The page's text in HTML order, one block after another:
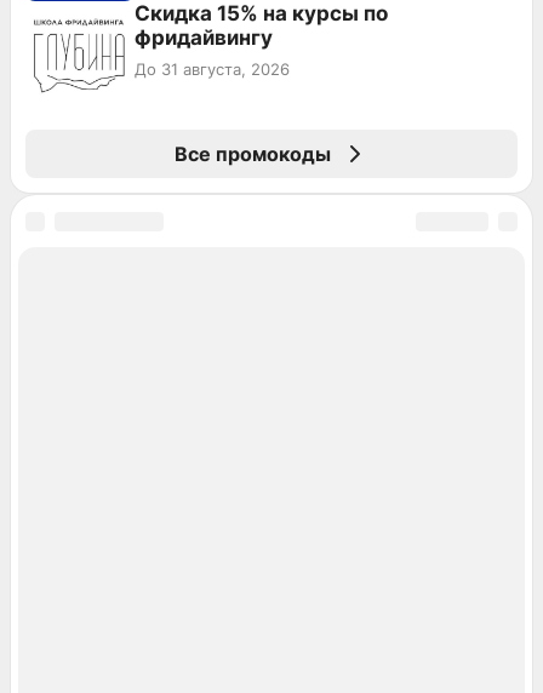
Скидка 15% на курсы по
фридайвингу
До 31 августа, 2026
Все промокоды